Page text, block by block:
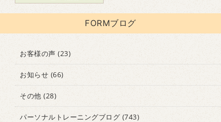
FORMブログ
お客様の声 (23)
お知らせ (66)
その他 (28)
パーソナルトレーニングブログ (743)